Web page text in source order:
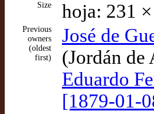
Size hoja: 231
Previous
owners
(oldest
first)
José de
(Jordán
Eduardo
[1879-01-